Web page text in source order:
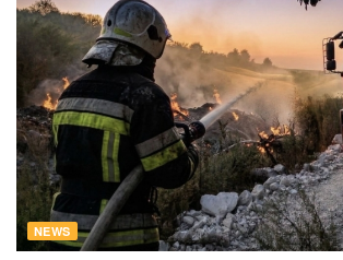
NEWS